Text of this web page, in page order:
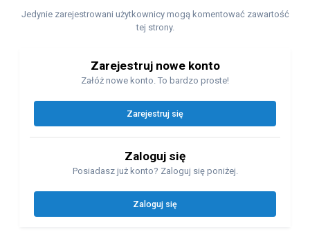
Jedynie zarejestrowani użytkownicy mogą komentować zawartość
tej strony.
Zarejestruj nowe konto
Załóż nowe konto. To bardzo proste!
Zarejestruj się
Zaloguj się
Posiadasz już konto? Zaloguj się poniżej.
Zaloguj się